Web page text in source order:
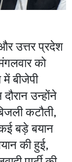
और उत्तर प्रदेश
को
बीजेपी
उन्होंने
कटौती,
बड़े बयान
की हुई,